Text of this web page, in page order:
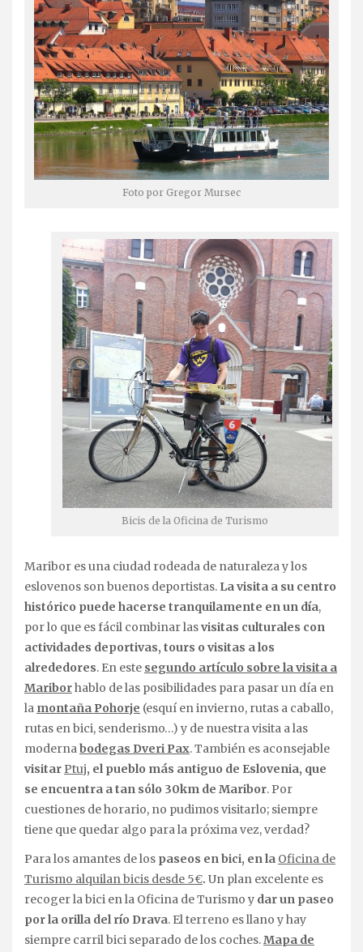
Foto por Gregor Mursec
Bicis de la Oficina de Turismo
Maribor es una ciudad rodeada de naturaleza y los
eslovenos son buenos deportistas. La visita a su centro
histórico puede hacerse tranquilamente en un día,
por lo que es fácil combinar lasvisitas culturales con
actividades deportivas, tours o visitas a los
alrededores. En este segundo artículo sobre la visita a
Mariborhablo de las posibilidades para pasar un día en
la montaña Pohorje (esquí en invierno, rutas a caballo,
rutas en bici, senderismo…) y de nuestra visita a las
modernabodegas Dveri Pax. También es aconsejable
visitar Ptuj, el pueblo más antiguo de Eslovenia, que
se encuentra a tan sólo 30km de Maribor. Por
cuestiones de horario, no pudimos visitarlo; siempre
tiene que quedar algo para la próxima vez, verdad?
Para los amantes de los paseos en bici, en la Oficina de
Turismo alquilan bicis desde 5€. Un plan excelente es
recoger la bici en la Oficina de Turismo y dar un paseo
por la orilla del río Drava. El terreno es llano y hay
siempre carril bici separado de los coches.Mapa de